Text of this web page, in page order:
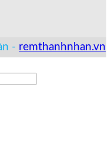
- remthanhnhan.vn